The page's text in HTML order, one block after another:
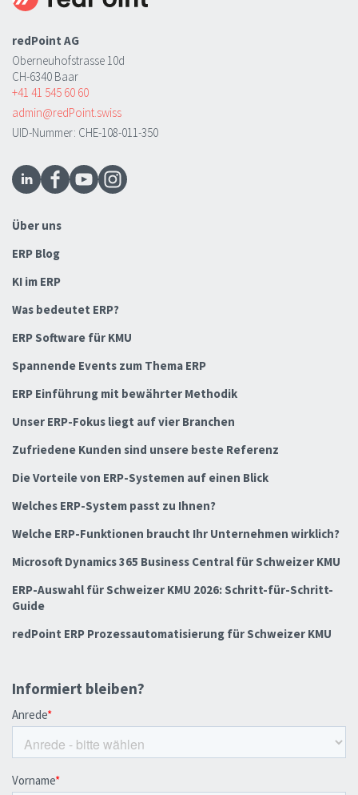
redPoint AG
Oberneuhofstrasse 10d
CH-6340 Baar
+41 41 545 60 60
admin@redPoint.swiss
UID-Nummer: CHE-108-011-350
Über uns
ERP Blog
KI im ERP
Was bedeutet ERP?
ERP Software für KMU
Spannende Events zum Thema ERP
ERP Einführung mit bewährter Methodik
Unser ERP-Fokus liegt auf vier Branchen
Zufriedene Kunden sind unsere beste Referenz
Die Vorteile von ERP-Systemen auf einen Blick
Welches ERP-System passt zu Ihnen?
Welche ERP-Funktionen braucht Ihr Unternehmen wirklich?
Microsoft Dynamics 365 Business Central für Schweizer KMU
ERP-Auswahl für Schweizer KMU 2026: Schritt-für-Schritt-
Guide
redPoint ERP Prozessautomatisierung für Schweizer KMU
Informiert bleiben?